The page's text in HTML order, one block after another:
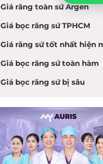
Giá răng toàn sứ Argen
Giá bọc răng sứ TPHCM
Giá răng sứ tốt nhất hiện
Giá bọc răng sứ toàn hàm
Giá bọc răng sứ bị sâu